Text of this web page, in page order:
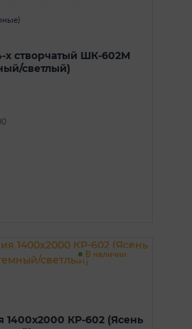
створчатый ШК-602М
светлый)
В наличии
1400х2000 КР-602 (Ясень